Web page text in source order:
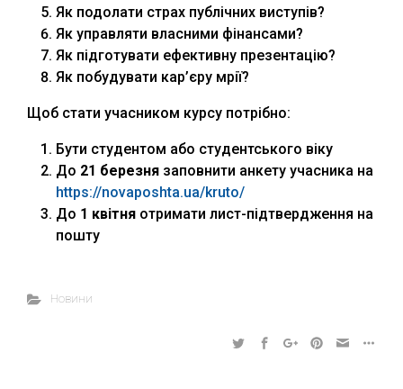
Як подолати страх публічних виступів?
Як управляти власними фінансами?
Як підготувати ефективну презентацію?
Як побудувати кар’єру мрії?
Щоб стати учасником курсу потрібно:
Бути студентом або студентського віку
До 21 березня заповнити анкету учасника на
https://novaposhta.ua/kruto/
До 1 квітня отримати лист-підтвердження на
пошту
Новини